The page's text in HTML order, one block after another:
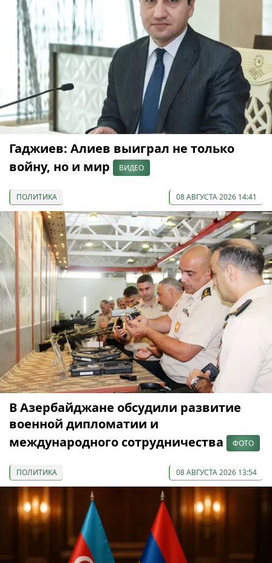
Гаджиев: Алиев выиграл не только
войну, но и мир
ВИДЕО
ПОЛИТИКА 08 АВГУСТА 2026 14:41
В Азербайджане обсудили развитие
военной дипломатии и
международного сотрудничества
ФОТО
ПОЛИТИКА 08 АВГУСТА 2026 13:54